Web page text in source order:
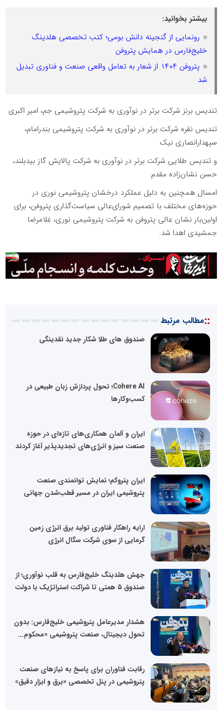
بیشتر بخوانید:
رونمایی از گنجینه دانش بومی؛ کتب تخصصی هلدینگ
خلیج‌فارس در همایش پتروفن
پتروفن ۱۴۰۴ از شعار به تعامل واقعی صنعت و فناوری تبدیل
شد
تندیس برنز شرکت برتر در نوآوری به شرکت پتروشیمی جم، امیر اکبری
تندیس نقره شرکت برتر در نوآوری به شرکت پتروشیمی بندرامام،
سپهدارانصاری نیک
و تندیس طلایی شرکت برتر در نوآوری به شرکت پالایش گاز بیدبلند،
حسن نشان‌زاده مقدم
امسال همچنین به دلیل عملکرد درخشان پتروشیمی نوری در
حوزه‌های مختلف با تصمیم شورای‌عالی سیاست‌گذاری پتروفن، برای
اولین‌بار نشان عالی پتروفن به شرکت پتروشیمی نوری، غلامرضا
جمشیدی اهدا شد.
::مطالب مرتبط
صندوق های طلا شکار جدید نقدینگی
Cohere AI؛ تحول پردازش زبان طبیعی در
کسب‌وکارها
ایران و آلمان همکاری‌های تازه‌ای در حوزه
صنعت سبز و انرژی‌های تجدیدپذیر آغاز کردند
ایران پتروکم؛ نمایش توانمندی صنعت
پتروشیمی ایران در مسیر قطب‌شدن جهانی
ارایه راهکار فناوری تولید برق انرژی زمین
گرمایی از سوی شرکت سگال انرژی
جهش هلدینگ خلیج‌فارس به قلب نوآوری؛ از
صندوق ۵ همتی تا شراکت استراتژیک با دولت
هشدار مدیرعامل پتروشیمی خلیج‌فارس: بدون
تحول دیجیتال، صنعت پتروشیمی «محکوم...
رقابت فناوران برای پاسخ به نیازهای صنعت
پتروشیمی در پنل تخصصی «برق و ابزار دقیق»